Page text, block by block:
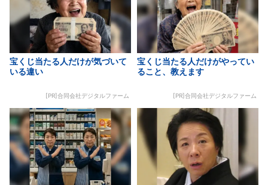
宝くじ当たる人だけが気づいて
いる違い
[PR]合同会社デジタルファーム
宝くじ当たる人だけがやってい
ること、教えます
[PR]合同会社デジタルファーム